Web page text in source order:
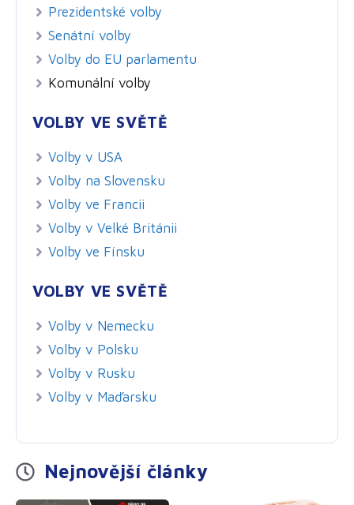
Prezidentské volby
Senátní volby
Volby do EU parlamentu
Komunální volby
VOLBY VE SVĚTĚ
Volby v USA
Volby na Slovensku
Volby ve Francii
Volby v Velké Británii
Volby ve Fínsku
VOLBY VE SVĚTĚ
Volby v Nemecku
Volby v Polsku
Volby v Rusku
Volby v Maďarsku
Nejnovější články